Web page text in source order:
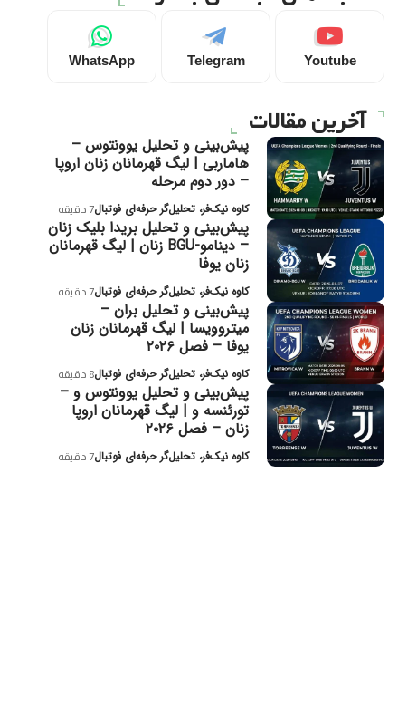
Youtube
Telegram
WhatsApp
آخرین مقالات
پیش‌بینی و تحلیل یوونتوس –
هاماربی | لیگ قهرمانان زنان اروپا
– دور دوم مرحله
کاوه نیک‌فر، تحلیل‌گر حرفه‌ای فوتبال7 دقیقه
پیش‌بینی و تحلیل بریدا بلیک زنان
– دینامو-BGU زنان | لیگ قهرمانان
زنان یوفا
کاوه نیک‌فر، تحلیل‌گر حرفه‌ای فوتبال7 دقیقه
پیش‌بینی و تحلیل بران –
میتروویسا | لیگ قهرمانان زنان
یوفا – فصل ۲۰۲۶
کاوه نیک‌فر، تحلیل‌گر حرفه‌ای فوتبال8 دقیقه
پیش‌بینی و تحلیل یوونتوس و –
تورئنسه و | لیگ قهرمانان اروپا
زنان – فصل ۲۰۲۶
کاوه نیک‌فر، تحلیل‌گر حرفه‌ای فوتبال7 دقیقه